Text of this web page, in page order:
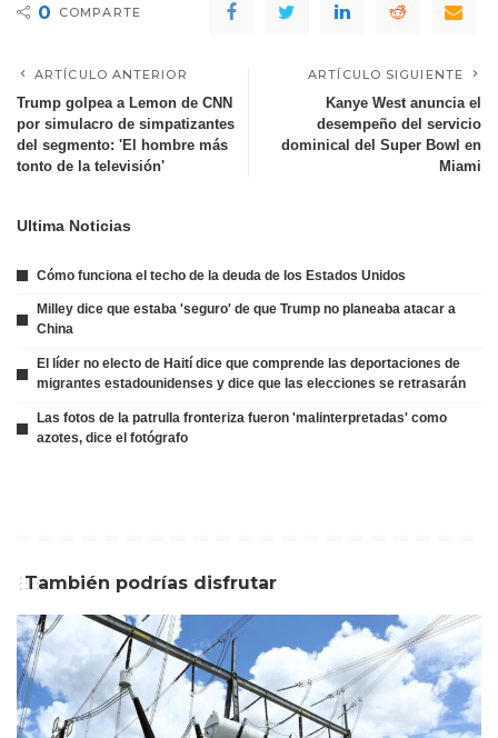
0 COMPARTE
ARTÍCULO ANTERIOR
Trump golpea a Lemon de CNN
por simulacro de simpatizantes
del segmento: 'El hombre más
tonto de la televisión'
ARTÍCULO SIGUIENTE
Kanye West anuncia el
desempeño del servicio
dominical del Super Bowl en
Miami
Ultima Noticias
Cómo funciona el techo de la deuda de los Estados Unidos
Milley dice que estaba 'seguro' de que Trump no planeaba atacar a
China
El líder no electo de Haití dice que comprende las deportaciones de
migrantes estadounidenses y dice que las elecciones se retrasarán
Las fotos de la patrulla fronteriza fueron 'malinterpretadas' como
azotes, dice el fotógrafo
También podrías disfrutar